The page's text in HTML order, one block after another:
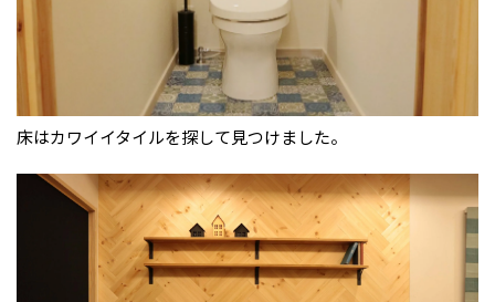
床はカワイイタイルを探して見つけました。